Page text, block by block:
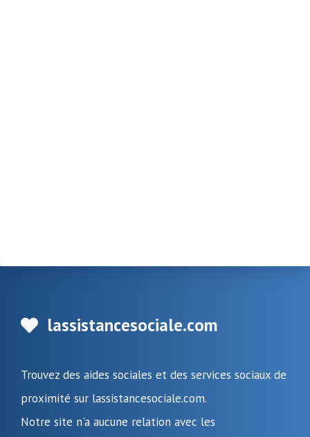
lassistancesociale.com
Trouvez des aides sociales et des services sociaux de
proximité sur lassistancesociale.com.
Notre site n'a aucune relation avec les